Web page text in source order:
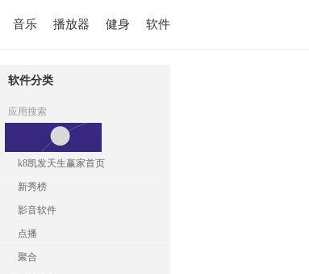
软件
健身
播放器
音乐
软件分类
应用搜索
k8凯发天生赢家首页
新秀榜
影音软件
点播
聚合